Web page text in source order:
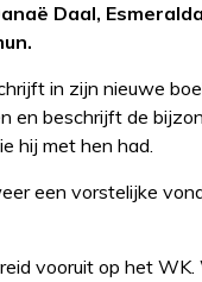
Daal,
in zijn nieuwe
en beschrijft de
hij met hen had.
een vorstelijke
vooruit op het WK.